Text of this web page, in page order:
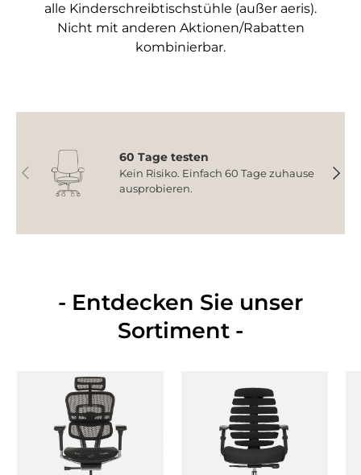
alle Kinderschreibtischstühle (außer aeris).
Nicht mit anderen Aktionen/Rabatten
kombinierbar.
Vorherige
60 Tage testen
Kein Risiko. Einfach 60 Tage zuhause
ausprobieren.
- Entdecken Sie unser
Sortiment -